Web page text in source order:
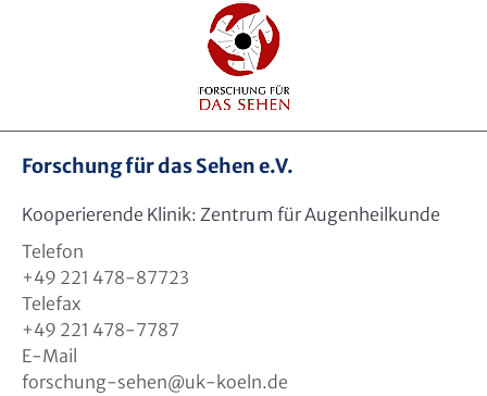
Forschung für das Sehen e.V.
Kooperierende Klinik: Zentrum für Augenheilkunde
Telefon
+49 221 478-87723
Telefax
+49 221 478-7787
E-Mail
forschung-sehen@uk-koeln.de